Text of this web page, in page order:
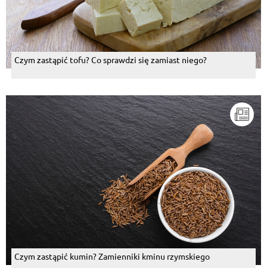
Czym zastąpić tofu? Co sprawdzi się zamiast niego?
Czym zastąpić kumin? Zamienniki kminu rzymskiego